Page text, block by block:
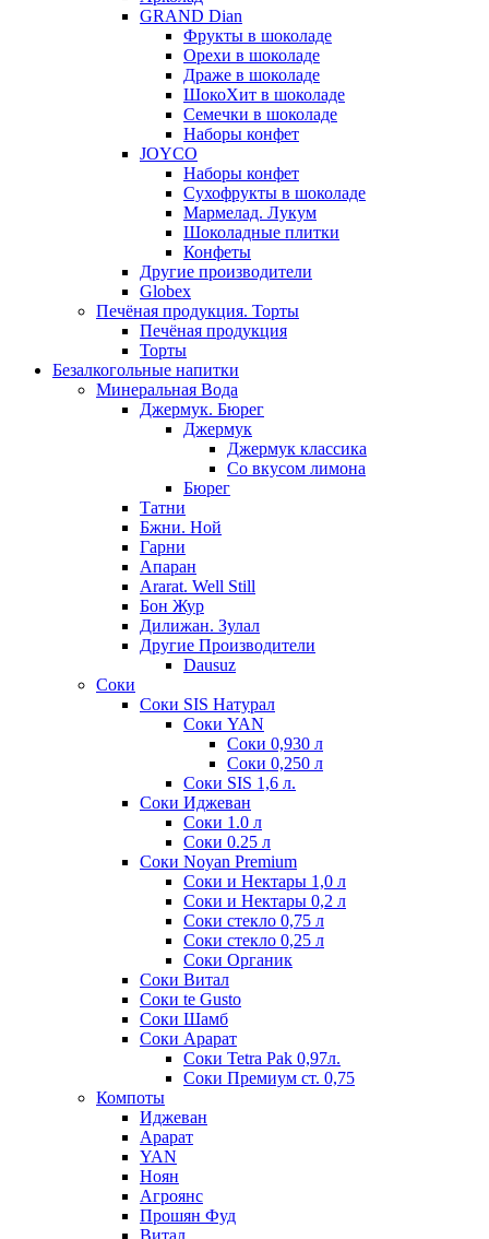
GRAND Dian
Фрукты в шоколаде
Орехи в шоколаде
Драже в шоколаде
ШокоХит в шоколаде
Семечки в шоколаде
Наборы конфет
JOYCO
Наборы конфет
Сухофрукты в шоколаде
Мармелад. Лукум
Шоколадные плитки
Конфеты
Другие производители
Globex
Печёная продукция. Торты
Печёная продукция
Торты
Безалкогольные напитки
Минеральная Вода
Джермук. Бюрег
Джермук
Джермук классика
Со вкусом лимона
Бюрег
Татни
Бжни. Ной
Гарни
Апаран
Ararat. Well Still
Бон Жур
Дилижан. Зулал
Другие Производители
Dausuz
Соки
Соки SIS Натурал
Соки YAN
Соки 0,930 л
Соки 0,250 л
Соки SIS 1,6 л.
Соки Иджеван
Соки 1.0 л
Соки 0.25 л
Соки Noyan Premium
Соки и Нектары 1,0 л
Соки и Нектары 0,2 л
Соки стекло 0,75 л
Соки стекло 0,25 л
Соки Органик
Соки Витал
Соки te Gusto
Соки Шамб
Соки Арарат
Соки Tetra Pak 0,97л.
Соки Премиум ст. 0,75
Компоты
Иджеван
Арарат
YAN
Ноян
Агроянс
Прошян Фуд
Витал